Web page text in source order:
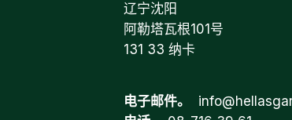
辽宁沈阳
阿勒塔瓦根101号
131 33 纳卡
电子邮件。